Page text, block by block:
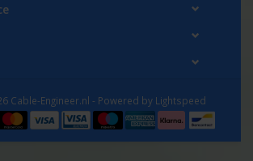
Cable-Engineer.nl - Powered by Lightspeed